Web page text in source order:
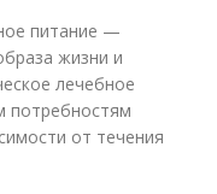
питание —
жизни и
лечебное
потребностям
от течения